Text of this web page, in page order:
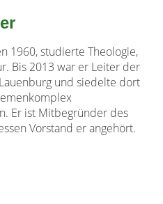
1960, studierte Theologie,
Bis 2013 war er Leiter der
und siedelte dort
Er ist Mitbegründer des
Vorstand er angehört.